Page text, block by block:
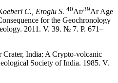
C., Eroglu S. 40Ar/39Ar Age
for the Geochronology
2011. V. 39. № 7. P. 671–
Crater, India: A Crypto-volcanic
Society of India. 1985. V.